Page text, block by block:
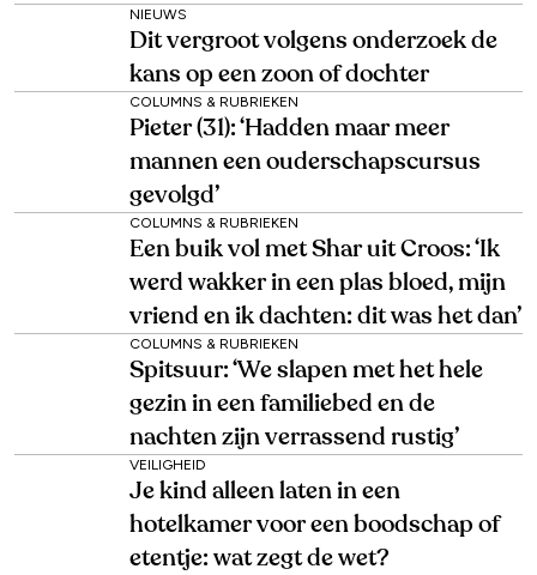
NIEUWS
Dit vergroot volgens onderzoek de
kans op een zoon of dochter
COLUMNS & RUBRIEKEN
Pieter (31): ‘Hadden maar meer
mannen een ouderschapscursus
gevolgd’
COLUMNS & RUBRIEKEN
Een buik vol met Shar uit Croos: ‘Ik
werd wakker in een plas bloed, mijn
vriend en ik dachten: dit was het dan’
COLUMNS & RUBRIEKEN
Spitsuur: ‘We slapen met het hele
gezin in een familiebed en de
nachten zijn verrassend rustig’
VEILIGHEID
Je kind alleen laten in een
hotelkamer voor een boodschap of
etentje: wat zegt de wet?